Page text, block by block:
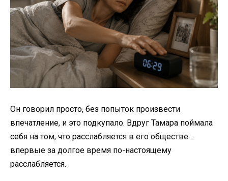
Он говорил просто, без попыток произвести
впечатление, и это подкупало. Вдруг Тамара поймала
себя на том, что расслабляется в его обществе…
впервые за долгое время по-настоящему
расслабляется.